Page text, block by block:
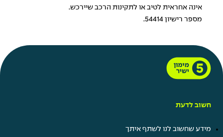
אינה אחראית לטיב או לתקינות הרכב שיירכש.
מספר רישיון 54414.
חשוב לדעת
מידע שחשוב לנו לשתף איתך